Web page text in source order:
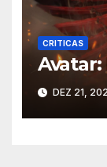
CRITICAS
Avatar:
DEZ 21,